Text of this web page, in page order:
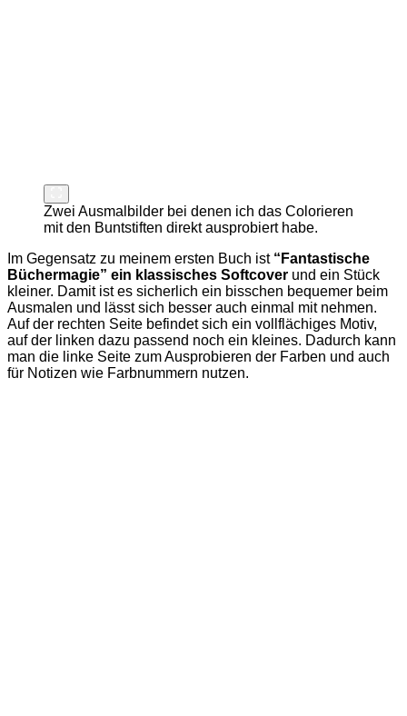
Zwei Ausmalbilder bei denen ich das Colorieren
mit den Buntstiften direkt ausprobiert habe.
Im Gegensatz zu meinem ersten Buch ist “Fantastische
Büchermagie” ein klassisches Softcover und ein Stück
kleiner. Damit ist es sicherlich ein bisschen bequemer beim
Ausmalen und lässt sich besser auch einmal mit nehmen.
Auf der rechten Seite befindet sich ein vollflächiges Motiv,
auf der linken dazu passend noch ein kleines. Dadurch kann
man die linke Seite zum Ausprobieren der Farben und auch
für Notizen wie Farbnummern nutzen.